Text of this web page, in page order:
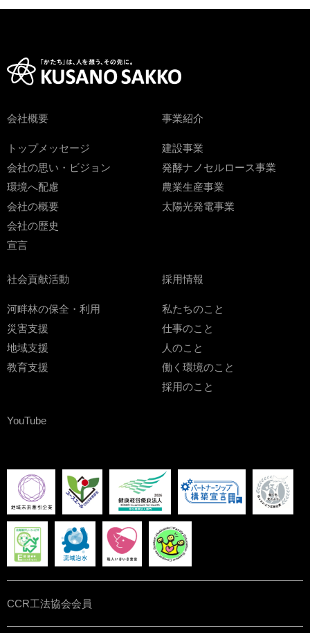
会社概要
トップメッセージ
会社の思い・ビジョン
環境へ配慮
会社の概要
会社の歴史
宣言
事業紹介
建設事業
発酵ナノセルロース事業
農業生産事業
太陽光発電事業
社会貢献活動
河畔林の保全・利用
災害支援
地域支援
教育支援
採用情報
私たちのこと
仕事のこと
人のこと
働く環境のこと
採用のこと
YouTube
CCR工法協会会員